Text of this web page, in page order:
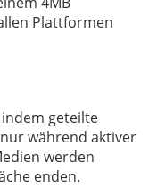
Plattformen
geteilte
während aktiver
werden
enden.